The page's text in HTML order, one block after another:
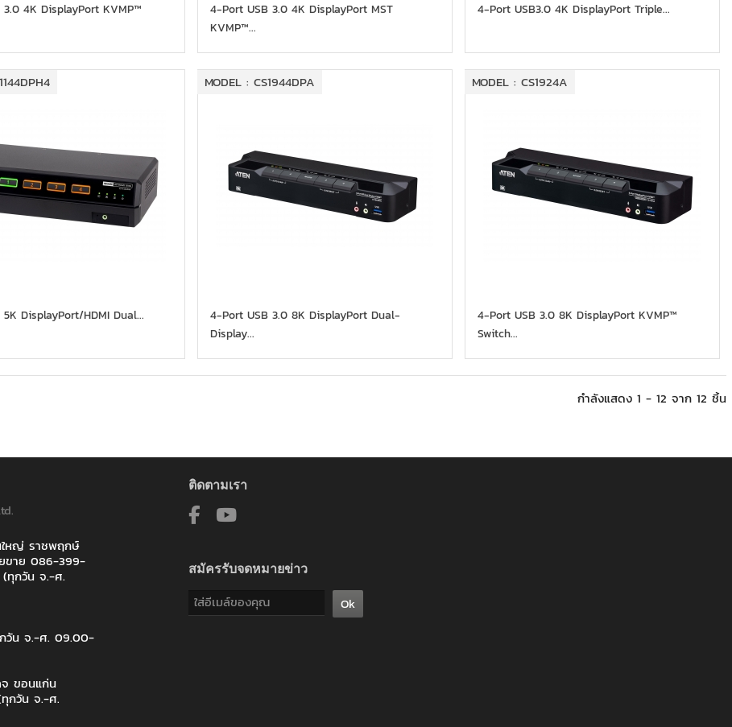
4K DisplayPort KVMP™
4-Port USB 3.0 4K DisplayPort MST
KVMP™...
4-Port USB3.0 4K DisplayPort Triple...
DisplayPort/HDMI Dual...
MODEL : CS1944DPA
4-Port USB 3.0 8K DisplayPort Dual-
Display...
MODEL : CS1924A
4-Port USB 3.0 8K DisplayPort KVMP™
Switch...
กำลังแสดง 1 - 12 จาก 12 ชิ้น
ใหญ่ ราชพฤกษ์
ยขาย 086-399-
(ทุกวัน จ.-ศ.
กวัน จ.-ศ. 09.00-
จ ขอนแก่น
กวัน จ.-ศ.
ติดตามเรา
สมัครรับจดหมายข่าว
Ok